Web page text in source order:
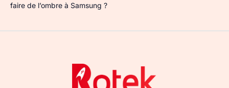
faire de l’ombre à Samsung ?